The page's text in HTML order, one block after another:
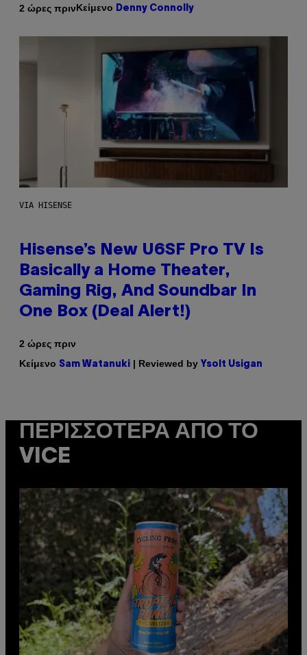
2 ώρες πρινΚείμενο Denny Connolly
VIA HISENSE
Hisense’s New U6SF Pro TV Is
Basically a Home Theater,
Gaming Rig, And Soundbar In
One Box (Deal Alert!)
2 ώρες πριν
Κείμενο Sam Watanuki | Reviewed by Ysolt Usigan
ΠΕΡΙΣΣΌΤΕΡΑ ΑΠΌ ΤΟ
VICE